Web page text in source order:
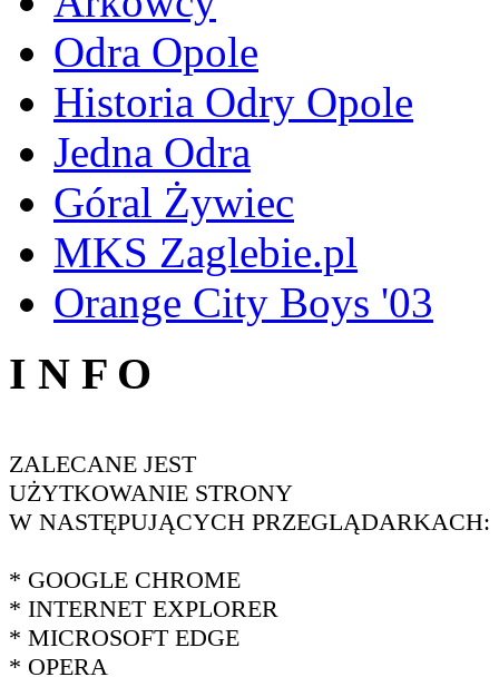
Odra Opole
Historia Odry Opole
Jedna Odra
Góral Żywiec
MKS Zaglebie.pl
Orange City Boys '03
I N F O
ZALECANE JEST
UŻYTKOWANIE STRONY
W NASTĘPUJĄCYCH PRZEGLĄDARKACH:
* GOOGLE CHROME
* INTERNET EXPLORER
* MICROSOFT EDGE
* OPERA